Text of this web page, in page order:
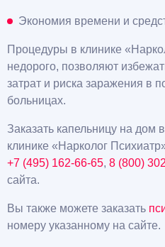
Экономия времени и
Процедуры в клинике
недорого, позволяют
затрат и риска заражения в
больницах.
Заказать капельницу на дом
клинике «Нарколог
+7 (495) 162-66-65, 8 (800)
сайта.
Вы также можете заказать
номеру указанному на сайте.